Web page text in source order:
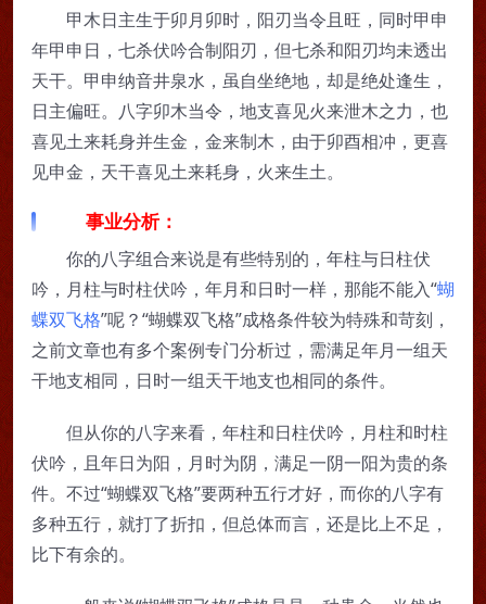
甲木日主生于卯月卯时，阳刃当令且旺，同时甲申
年甲申日，七杀伏吟合制阳刃，但七杀和阳刃均未透出
天干。甲申纳音井泉水，虽自坐绝地，却是绝处逢生，
日主偏旺。八字卯木当令，地支喜见火来泄木之力，也
喜见土来耗身并生金，金来制木，由于卯酉相冲，更喜
见申金，天干喜见土来耗身，火来生土。
事业分析：
你的八字组合来说是有些特别的，年柱与日柱伏
吟，月柱与时柱伏吟，年月和日时一样，那能不能入“蝴
蝶双飞格”呢？“蝴蝶双飞格”成格条件较为特殊和苛刻，
之前文章也有多个案例专门分析过，需满足年月一组天
干地支相同，日时一组天干地支也相同的条件。
但从你的八字来看，年柱和日柱伏吟，月柱和时柱
伏吟，且年日为阳，月时为阴，满足一阴一阳为贵的条
件。不过“蝴蝶双飞格”要两种五行才好，而你的八字有
多种五行，就打了折扣，但总体而言，还是比上不足，
比下有余的。